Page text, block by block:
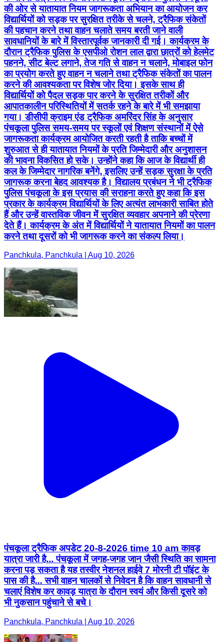
की ओर से यातायात नियम जागरूकता अभियान का आयोजन कर
विद्यार्थियों को सड़क पर सुरक्षित तरीके से चलने, ट्रैफिक संकेतों
की पहचान करने तथा वाहन चलाते समय बरती जाने वाली
सावधानियों के बारे में विस्तारपूर्वक जानकारी दी गई। कार्यक्रम के
दौरान ट्रैफिक पुलिस के एसपीओ रोशन लाल द्वारा छात्रों को हेलमेट
पहनने, सीट बेल्ट लगाने, तेज गति से वाहन न चलाने, मोबाइल फोन
का प्रयोग करते हुए वाहन न चलाने तथा ट्रैफिक संकेतों का पालन
करने की आवश्यकता पर विशेष जोर दिया। इसके साथ ही
विद्यार्थियों को पैदल सड़क पार करने के सुरक्षित तरीकों और
आपातकालीन परिस्थितियों में सतर्क रहने के बारे में भी समझाया
गया। डीसीपी क्राइम एंड ट्रैफिक अमरिंदर सिंह के अनुसार
पंचकूला पुलिस समय-समय पर स्कूलों एवं शिक्षण संस्थानों में ऐसे
जागरूकता कार्यक्रम आयोजित करती रहती है ताकि बच्चों में
शुरुआत से ही यातायात नियमों के प्रति जिम्मेदारी और अनुशासन
की भावना विकसित हो सके। उन्होंने कहा कि आज के विद्यार्थी ही
कल के जिम्मेदार नागरिक बनेंगे, इसलिए उन्हें सड़क सुरक्षा के प्रति
जागरूक करना बेहद आवश्यक है। विद्यालय प्रबंधन ने भी ट्रैफिक
पुलिस पंचकूला के इस प्रयास की सराहना करते हुए कहा कि इस
प्रकार के कार्यक्रम विद्यार्थियों के लिए अत्यंत लाभकारी साबित होते
हैं और उन्हें वास्तविक जीवन में सुरक्षित व्यवहार अपनाने की प्रेरणा
देते हैं। कार्यक्रम के अंत में विद्यार्थियों ने यातायात नियमों का पालन
करने तथा दूसरों को भी जागरूक करने का संकल्प लिया।
Panchkula, Panchkula | Aug 10, 2026
पंचकूला ट्रैफिक अपडेट 20-8-2026 time 10 am कावड़
यात्रा जारी है... पंचकूला में जगह-जगह जान जैसी स्थिति का सामना
करना पड़ सकता है यह तस्वीर नेशनल हाईवे 7 मोरनी टी पॉइंट के
पास की है... सभी वाहन चालकों से निवेदन है कि वाहन सावधानी से
चलाएं विशेष कर कावड़ यात्रा के दौरान स्वयं और किसी दूसरे को
भी नुकसान पहुंचाने से बचे।
Panchkula, Panchkula | Aug 10, 2026